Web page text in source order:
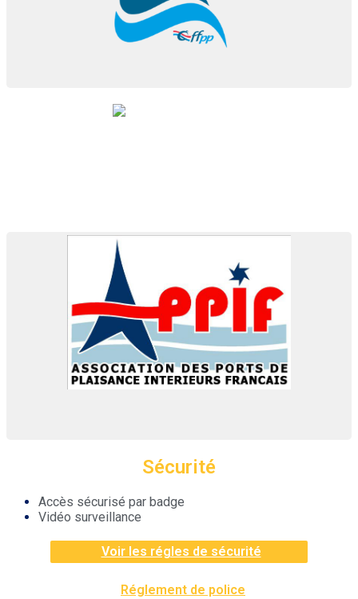
site internet
APPIF
L' Association des Ports de Plaisance Intérieurs
Français est partenaire de Port Rouen
Get Started
Sécurité
Accès sécurisé par badge
Vidéo surveillance
Voir les régles de sécurité
Réglement de police